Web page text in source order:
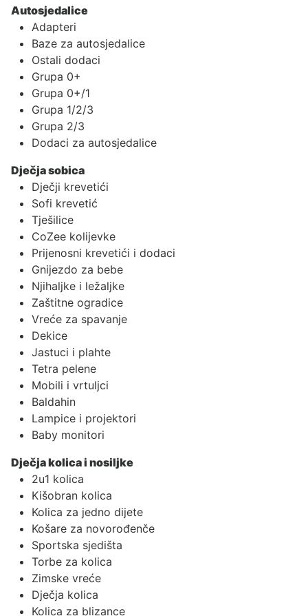
Autosjedalice
Adapteri
Baze za autosjedalice
Ostali dodaci
Grupa 0+
Grupa 0+/1
Grupa 1/2/3
Grupa 2/3
Dodaci za autosjedalice
Dječja sobica
Dječji krevetići
Sofi krevetić
Tješilice
CoZee kolijevke
Prijenosni krevetići i dodaci
Gnijezdo za bebe
Njihaljke i ležaljke
Zaštitne ogradice
Vreće za spavanje
Dekice
Jastuci i plahte
Tetra pelene
Mobili i vrtuljci
Baldahin
Lampice i projektori
Baby monitori
Dječja kolica i nosiljke
2u1 kolica
Kišobran kolica
Kolica za jedno dijete
Košare za novorođenče
Sportska sjedišta
Torbe za kolica
Zimske vreće
Dječja kolica
Kolica za blizance